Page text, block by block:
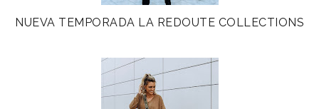
NUEVA TEMPORADA LA REDOUTE COLLECTIONS